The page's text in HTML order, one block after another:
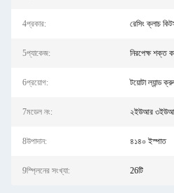
4প্রকার: রেসিং ক্লাচ
5প্যাকেজ: নিরপেক্ষ শক্ত
6প্রয়োগ: টয়োটা ল্যান্ড
7মডেল নং: ২ইউআর
8উপাদান: ৪১৪০ ইস্পাত
9স্প্লিনের সংখ্যা: 26টি